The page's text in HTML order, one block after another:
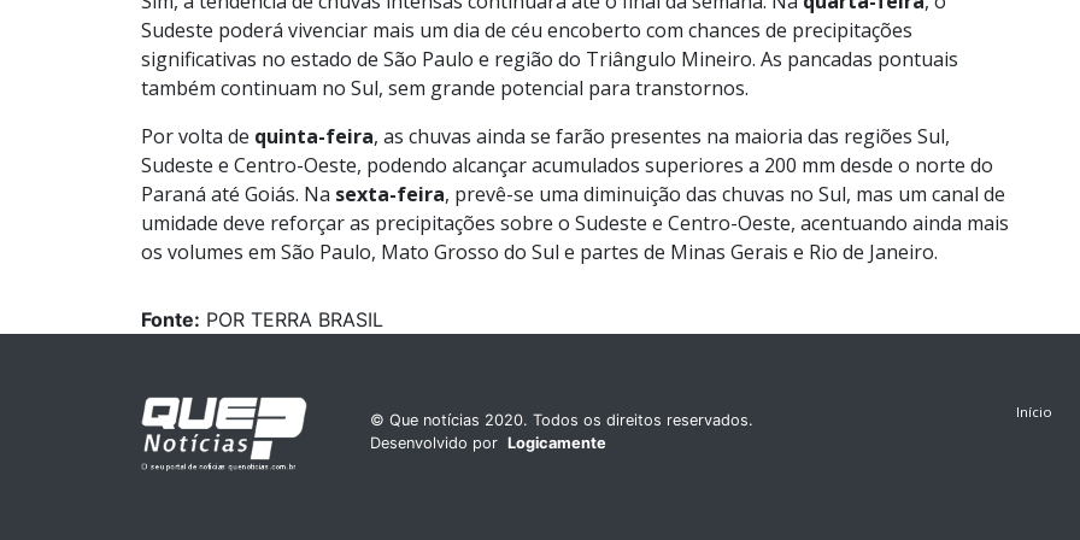
Sudeste poderá vivenciar mais um dia de céu encoberto com chances de precipitações
significativas no estado de São Paulo e região do Triângulo Mineiro. As pancadas pontuais
também continuam no Sul, sem grande potencial para transtornos.
Por volta de quinta-feira, as chuvas ainda se farão presentes na maioria das regiões Sul,
Sudeste e Centro-Oeste, podendo alcançar acumulados superiores a 200 mm desde o norte do
Paraná até Goiás. Na sexta-feira, prevê-se uma diminuição das chuvas no Sul, mas um canal de
umidade deve reforçar as precipitações sobre o Sudeste e Centro-Oeste, acentuando ainda mais
os volumes em São Paulo, Mato Grosso do Sul e partes de Minas Gerais e Rio de Janeiro.
Fonte: POR TERRA BRASIL
© Que notícias 2020. Todos os direitos reservados.
Desenvolvido por Logicamente
Início